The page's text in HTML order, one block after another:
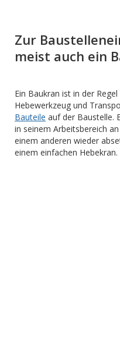
Zur
meist auch ein
Ein Baukran ist in der
Hebewerkzeug und
Bauteile auf der Baustelle.
in seinem Arbeitsbereich
einem anderen wieder
einem einfachen Hebekran.